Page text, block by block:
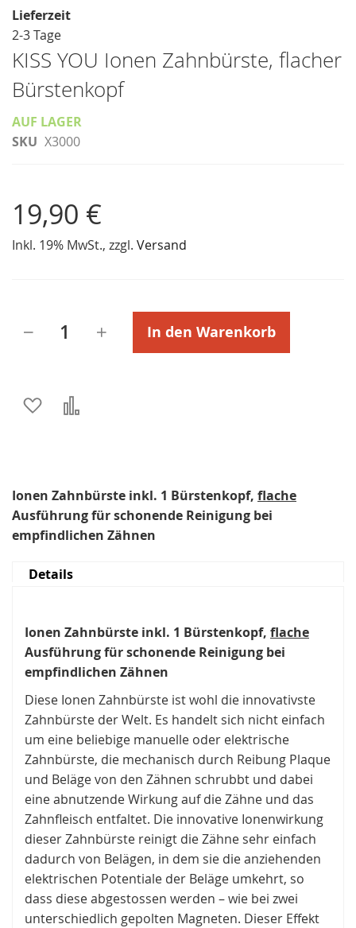
to
the
beginning
the
images
gallery
Lieferzeit
2-3 Tage
KISS YOU Ionen Zahnbürste, flacher
Bürstenkopf
AUF LAGER
SKU X3000
19,90 €
Inkl. 19% MwSt., zzgl. Versand
In den Warenkorb
Wunschliste
Zur
Vergleichsliste
Ionen Zahnbürste inkl. 1 Bürstenkopf, flache
Ausführung für schonende Reinigung bei
empfindlichen Zähnen
Details
Ionen Zahnbürste inkl. 1 Bürstenkopf, flache
Ausführung für schonende Reinigung bei
empfindlichen Zähnen
Diese Ionen Zahnbürste ist wohl die innovativste
Zahnbürste der Welt. Es handelt sich nicht einfach
um eine beliebige manuelle oder elektrische
Zahnbürste, die mechanisch durch Reibung Plaque
und Beläge von den Zähnen schrubbt und dabei
eine abnutzende Wirkung auf die Zähne und das
Zahnfleisch entfaltet. Die innovative Ionenwirkung
dieser Zahnbürste reinigt die Zähne sehr einfach
dadurch von Belägen, in dem sie die anziehenden
elektrischen Potentiale der Beläge umkehrt, so
dass diese abgestossen werden – wie bei zwei
unterschiedlich gepolten Magneten. Dieser Effekt